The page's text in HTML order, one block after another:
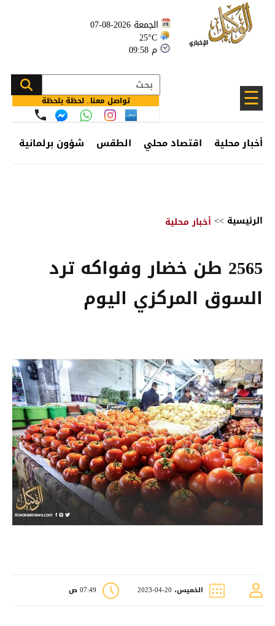
الجمعة 2026-08-07
25°C
09:58 م
☰ تواصل معنا.. لحظة بلحظة
أخبار محلية اقتصاد محلي الطقس شؤون برلمانية
الرئيسية >> أخبار محلية
2565 طن خضار وفواكه ترد
السوق المركزي اليوم
الخميس، 20-04-2023 07:49 ص